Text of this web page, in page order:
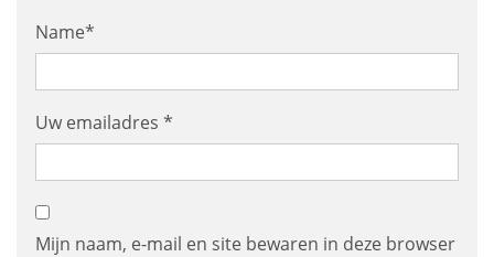
Name*
Uw emailadres *
Mijn naam, e-mail en site bewaren in deze browser